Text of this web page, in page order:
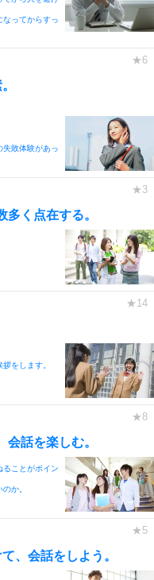
なってからすっ
失敗体験があっ
く点在する。
をします。
話を楽しむ。
ることがポイン
か。
、会話をしよう。